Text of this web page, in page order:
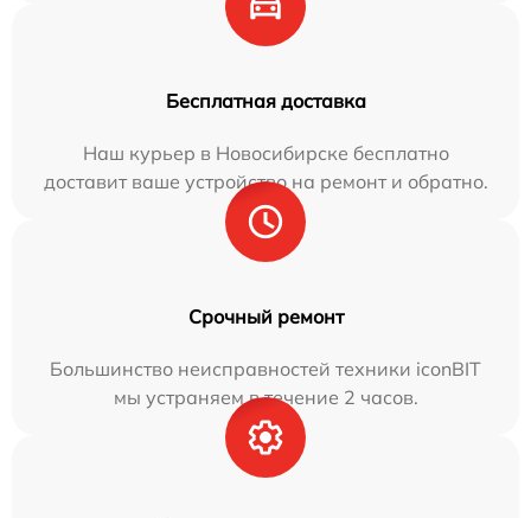
Бесплатная доставка
Наш курьер в Новосибирске бесплатно
доставит ваше устройство на ремонт и обратно.
Срочный ремонт
Большинство неисправностей техники iconBIT
мы устраняем в течение 2 часов.